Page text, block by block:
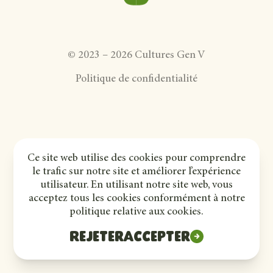
Ce site web utilise des cookies pour comprendre
le trafic sur notre site et améliorer l’expérience
utilisateur. En utilisant notre site web, vous
acceptez tous les cookies conformément à notre
politique relative aux cookies.
RejeterAccepter
© 2023 – 2026 Cultures Gen V
Politique de confidentialité